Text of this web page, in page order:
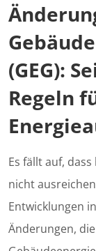
(GEG):
Regeln
Es fällt auf,
nicht
Entwicklungen
Änderungen,